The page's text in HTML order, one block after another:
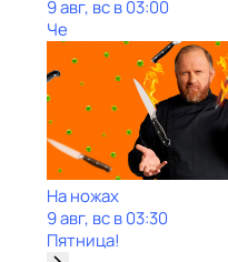
9 авг, вс в 03:00
Че
На ножах
9 авг, вс в 03:30
Пятница!